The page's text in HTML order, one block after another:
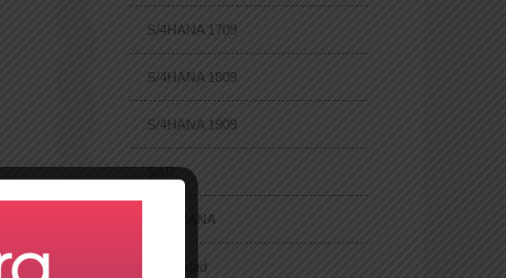
S/4HANA 1709
S/4HANA 1809
S/4HANA 1909
SAP
SAP HANA
Seguridad